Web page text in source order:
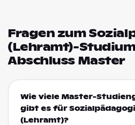
Fragen zum
(Lehramt)-
Abschluss Master
Wie viele Master-
gibt es für
(Lehramt)?